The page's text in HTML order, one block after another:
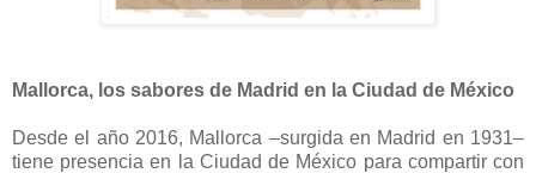
Mallorca, los sabores de Madrid en la Ciudad de México
Desde el año 2016, Mallorca –surgida en Madrid en 1931–
tiene presencia en la Ciudad de México para compartir con